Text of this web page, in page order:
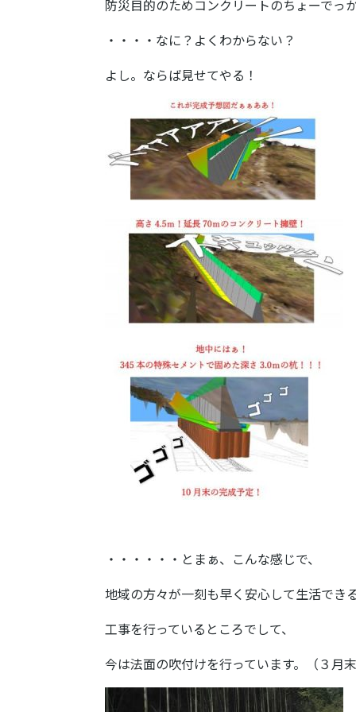
防災目的のためコンクリートのちょーでっ
・・・・なに？よくわからない？
よし。ならば見せてやる！
・・・・・・とまぁ、こんな感じで、
地域の方々が一刻も早く安心して生活でき
工事を行っているところでして、
今は法面の吹付けを行っています。（３月末